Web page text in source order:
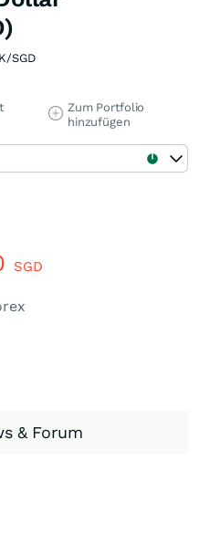
SGD
Zum Portfolio
hinzufügen
SGD
& Forum